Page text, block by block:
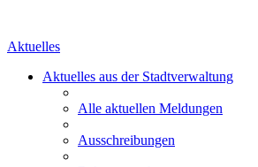
Aktuelles
Aktuelles aus der Stadtverwaltung
Alle aktuellen Meldungen
Ausschreibungen